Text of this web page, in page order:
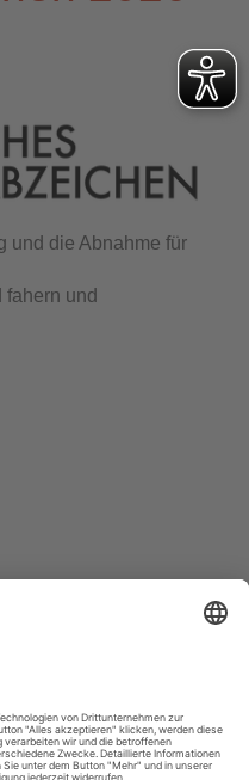
und die Abnahme für
und
von 1902 e.V.